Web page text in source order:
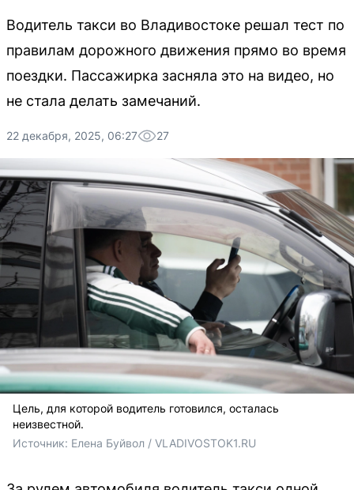
Водитель такси во Владивостоке решал тест по
правилам дорожного движения прямо во время
поездки. Пассажирка засняла это на видео, но
не стала делать замечаний.
22 декабря, 2025, 06:27 27
Цель, для которой водитель готовился, осталась
неизвестной.
Источник: Елена Буйвол / VLADIVOSTOK1.RU